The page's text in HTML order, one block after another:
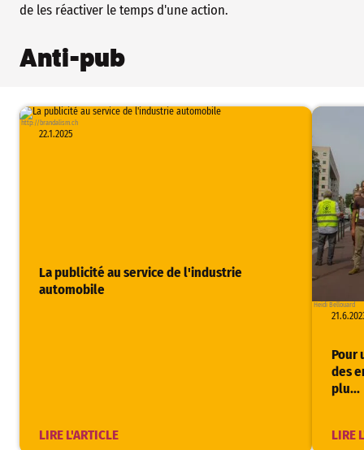
de les réactiver le temps d'une action.
Anti-pub
http://brandalism.ch
22.1.2025
La publicité au service de l'industrie
automobile
LIRE L'ARTICLE
Heidi Bellouard
Pour
des
plu...
LIRE